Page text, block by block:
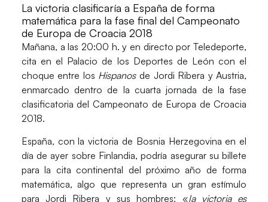
La victoria clasificaría a España de forma
matemática para la fase final del Campeonato
de Europa de Croacia 2018
Mañana, a las 20:00 h. y en directo porTeledeporte,
cita en el Palacio de los Deportes de León con el
choque entre los Hispanosde Jordi Ribera y Austria,
enmarcado dentro de la cuarta jornada de la fase
clasificatoria del Campeonato de Europa de Croacia
2018.
España, con la victoria de Bosnia Herzegovina en el
día de ayer sobre Finlandia, podría asegurar su billete
para la cita continental del próximo año de forma
matemática, algo que representa un gran estímulo
paraJordi Ribera y sus hombres: «la victoria es